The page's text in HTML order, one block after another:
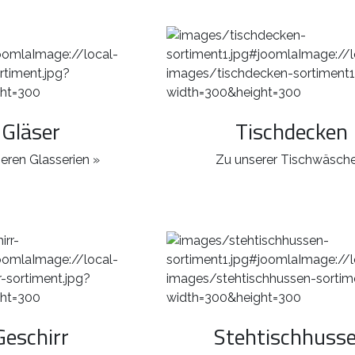
Gläser
Glasserien »
Tischdecken
Zu unserer